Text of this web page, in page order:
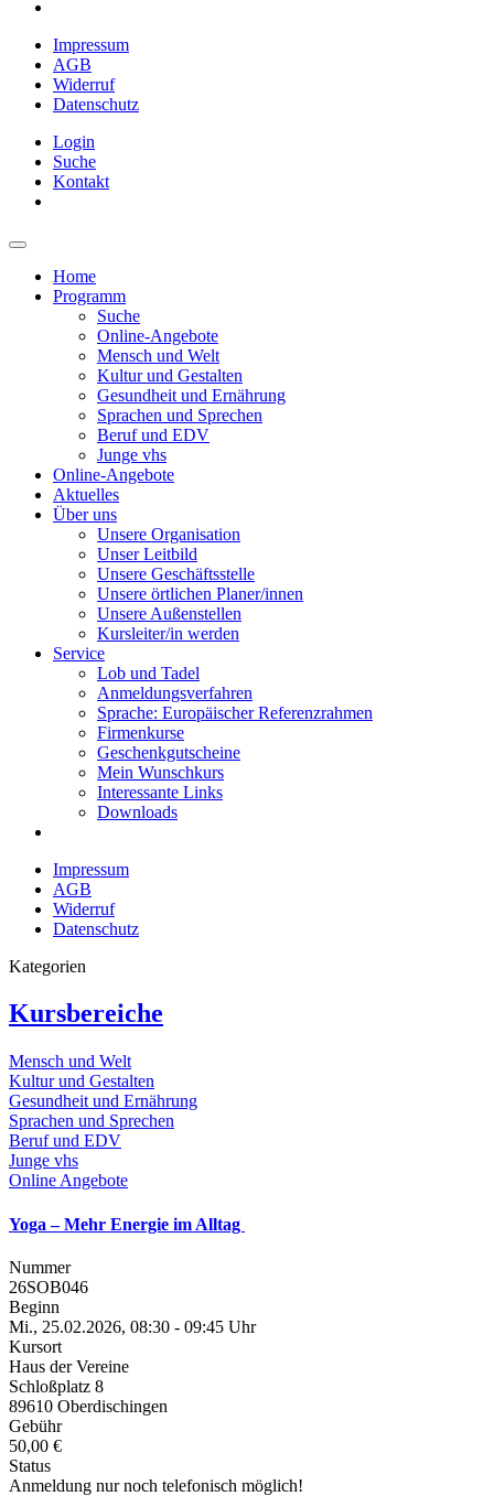
Impressum
AGB
Widerruf
Datenschutz
Login
Suche
Kontakt
Home
Programm
Suche
Online-Angebote
Mensch und Welt
Kultur und Gestalten
Gesundheit und Ernährung
Sprachen und Sprechen
Beruf und EDV
Junge vhs
Online-Angebote
Aktuelles
Über uns
Unsere Organisation
Unser Leitbild
Unsere Geschäftsstelle
Unsere örtlichen Planer/innen
Unsere Außenstellen
Kursleiter/in werden
Service
Lob und Tadel
Anmeldungsverfahren
Sprache: Europäischer Referenzrahmen
Firmenkurse
Geschenkgutscheine
Mein Wunschkurs
Interessante Links
Downloads
Impressum
AGB
Widerruf
Datenschutz
Kategorien
Kursbereiche
Mensch und Welt
Kultur und Gestalten
Gesundheit und Ernährung
Sprachen und Sprechen
Beruf und EDV
Junge vhs
Online Angebote
Yoga – Mehr Energie im Alltag
Nummer
26SOB046
Beginn
Mi., 25.02.2026, 08:30 - 09:45 Uhr
Kursort
Haus der Vereine
Schloßplatz 8
89610 Oberdischingen
Gebühr
50,00 €
Status
Anmeldung nur noch telefonisch möglich!